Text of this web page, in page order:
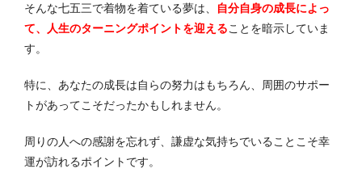
そんな七五三で着物を着ている夢は、
自分自身の成長によっ
て、人生のターニングポイントを迎えることを暗示していま
す。
特に、あなたの成長は自らの努力はもちろん、周囲のサポー
トがあってこそだったかもしれません。
周りの人への感謝を忘れず、謙虚な気持ちでいることこそ幸
運が訪れるポイントです。